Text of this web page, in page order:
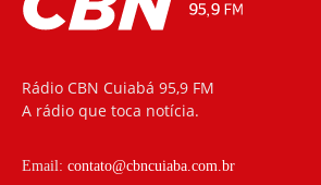
Rádio CBN Cuiabá 95,9 FM
A rádio que toca notícia.
Email: contato@cbncuiaba.com.br